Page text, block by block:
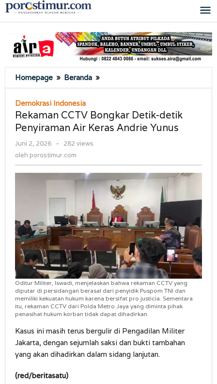
Lewati
ke
Homepage » Beranda »
CCTV
Detik-
detik
Penyiraman
Andrie
Yunus
Demokrasi Indonesia
Rekaman CCTV Bongkar Detik-detik
Penyiraman Air Keras Andrie Yunus
Juni 2, 2026
oleh
-
282 views
oleh porostimur.com
Oditur Militer, Iswadi, menjelaskan bahwa rekaman CCTV yang
diputar di persidangan berasal dari penyidik Puspom TNI dan
memiliki kekuatan hukum karena bersifat pro justicia. Sementara
itu, rekaman CCTV dari Polda Metro Jaya yang diminta pihak
penasihat hukum korban tidak dapat dihadirkan.
Kasus ini masih terus bergulir di Pengadilan Militer
Jakarta, dengan sejumlah saksi dan bukti tambahan
yang akan dihadirkan dalam sidang lanjutan.
(red/beritasatu)